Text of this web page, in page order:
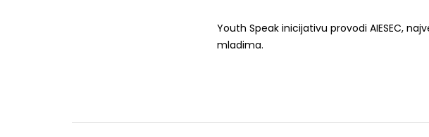
Youth Speak inicijativu provodi AIESEC,
mladima.